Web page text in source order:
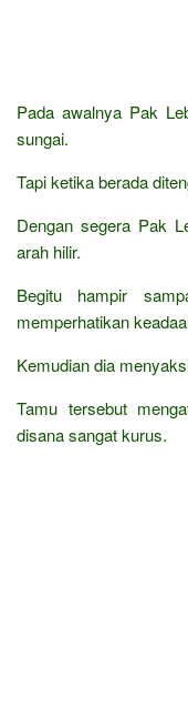
Pada awalnya Pak
sungai.
Tapi ketika berada
Dengan segera Pak
arah hilir.
Begitu hampir
memperhatikan
Kemudian dia
Tamu tersebut
disana sangat kurus.